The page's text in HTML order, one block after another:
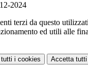
2024
terzi da questo
ed utili alle
tutti i cookies Accetta tutti